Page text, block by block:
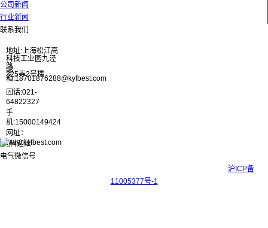
公司新闻
行业新闻
联系我们
地址:上海松江高
科技工业园九泾
路
325弄2号楼
邮
箱:18701876288@kyfbest.com
固话:021-
64822327
手
机:15000149424
网址：
www.kyfbest.com
沪ICP备
11005377号-1